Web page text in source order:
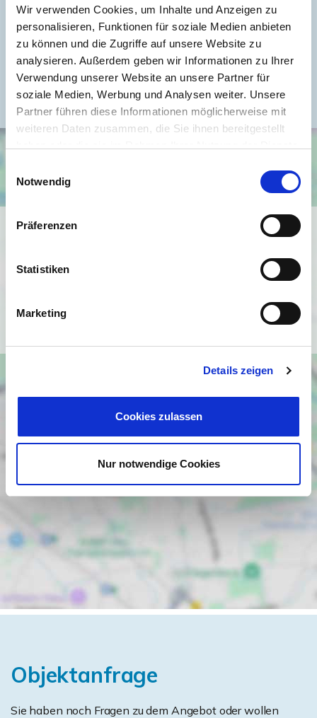
Wir verwenden Cookies, um Inhalte und Anzeigen zu
personalisieren, Funktionen für soziale Medien anbieten
zu können und die Zugriffe auf unsere Website zu
analysieren. Außerdem geben wir Informationen zu Ihrer
Verwendung unserer Website an unsere Partner für
soziale Medien, Werbung und Analysen weiter. Unsere
Partner führen diese Informationen möglicherweise mit
weiteren Daten zusammen, die Sie ihnen bereitgestellt
Notwendig
Präferenzen
Statistiken
Marketing
Details zeigen
Cookies zulassen
Nur notwendige Cookies
Energieausweis Werteklasse
B
Energieausweis Baujahr
1953
Heizung
Zentralheizung
Befeuerung
Gas
Ich bin damit einverstanden, dass mir Karten von Google
Datenschutzbedingungen von Google
Objektanfrage
Sie haben noch Fragen zu dem Angebot oder wollen